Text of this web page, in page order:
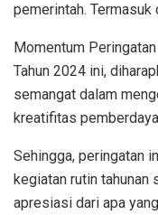
pemerintah.
Momentum
Tahun 2024 ini,
semangat dalam
kreatifitas
Sehingga, peringatan
kegiatan rutin tahunan
apresiasi dari apa